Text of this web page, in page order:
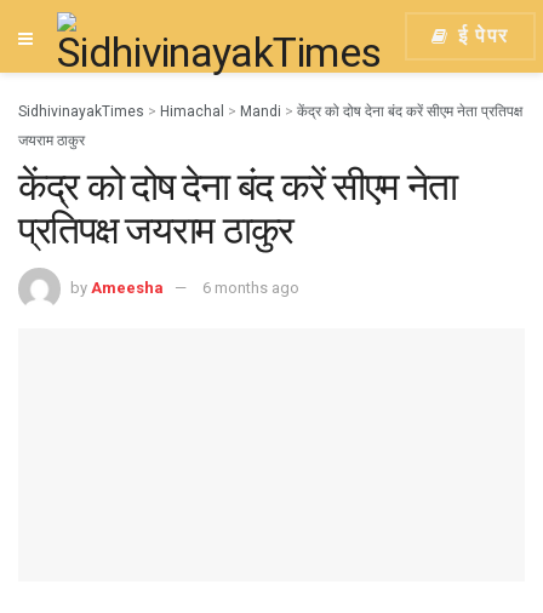
ई पेपर
SidhivinayakTimes > Himachal > Mandi > केंद्र को दोष देना बंद करें सीएम नेता प्रतिपक्ष
जयराम ठाकुर
केंद्र को दोष देना बंद करें सीएम नेता
प्रतिपक्ष जयराम ठाकुर
by Ameesha 6 months ago